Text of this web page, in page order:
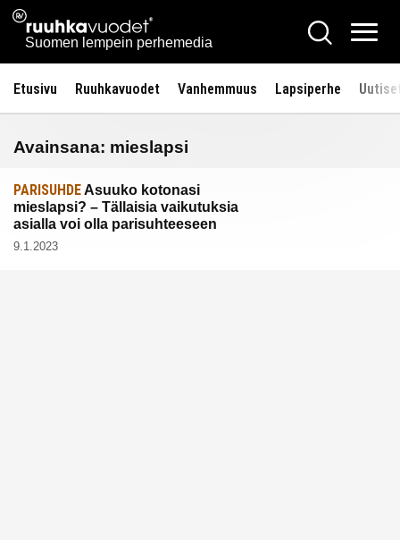
Siirry
sisältöön
Ruuhkavuodet.fi
Suomen lempein perhemedia
Hae
Etusivu Ruuhkavuodet Vanhemmuus Lapsiperhe
Avainsana: mieslapsi
PARISUHDEAsuuko kotonasi
mieslapsi? – Tällaisia vaikutuksia
asialla voi olla parisuhteeseen
9.1.2023